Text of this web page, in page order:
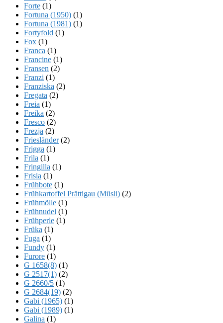
Forte (1)
Fortuna (1950) (1)
Fortuna (1981) (1)
Fortyfold (1)
Fox (1)
Franca (1)
Francine (1)
Fransen (2)
Franzi (1)
Franziska (2)
Fregata (2)
Freia (1)
Freika (2)
Fresco (2)
Frezja (2)
Friesländer(2)
Frigga (1)
Frila (1)
Fringilla (1)
Frisia (1)
Frühbote (1)
Frühkartoffel Prättigau (Müsli) (2)
Frühmölle (1)
Frühnudel (1)
Frühperle (1)
Früka (1)
Fuga (1)
Fundy (1)
Furore (1)
G 1658(8) (1)
G 2517(1) (2)
G 2660/5 (1)
G 2684(19) (2)
Gabi (1965) (1)
Gabi (1989) (1)
Galina (1)